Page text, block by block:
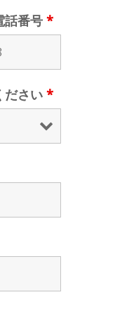
話番号 *
ださい *